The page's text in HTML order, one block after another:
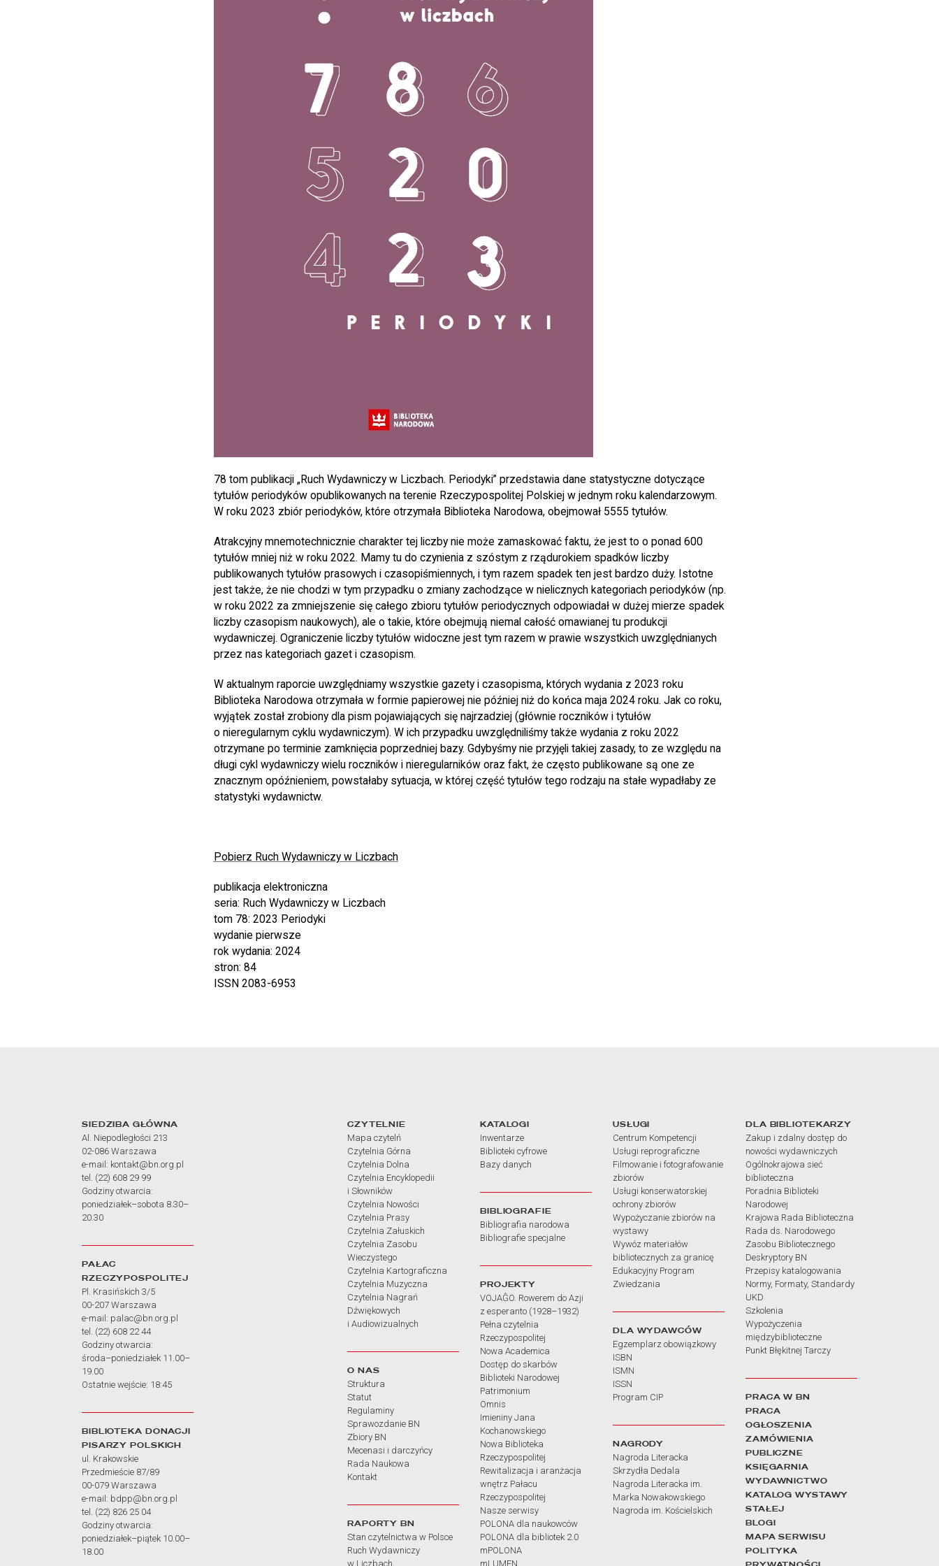
78 tom publikacji „Ruch Wydawniczy w Liczbach. Periodyki” przedstawia dane statystyczne dotyczące
tytułów periodyków opublikowanych na terenie Rzeczypospolitej Polskiej w jednym roku kalendarzowym.
W roku 2023 zbiór periodyków, które otrzymała Biblioteka Narodowa, obejmował 5555 tytułów.
Atrakcyjny mnemotechnicznie charakter tej liczby nie może zamaskować faktu, że jest to o ponad 600
tytułów mniej niż w roku 2022. Mamy tu do czynienia z szóstym z rządurokiem spadków liczby
publikowanych tytułów prasowych i czasopiśmiennych, i tym razem spadek ten jest bardzo duży. Istotne
jest także, że nie chodzi w tym przypadku o zmiany zachodzące w nielicznych kategoriach periodyków (np.
w roku 2022 za zmniejszenie się całego zbioru tytułów periodycznych odpowiadał w dużej mierze spadek
liczby czasopism naukowych), ale o takie, które obejmują niemal całość omawianej tu produkcji
wydawniczej. Ograniczenie liczby tytułów widoczne jest tym razem w prawie wszystkich uwzględnianych
przez nas kategoriach gazet i czasopism.
W aktualnym raporcie uwzględniamy wszystkie gazety i czasopisma, których wydania z 2023 roku
Biblioteka Narodowa otrzymała w formie papierowej nie później niż do końca maja 2024 roku. Jak co roku,
wyjątek został zrobiony dla pism pojawiających się najrzadziej (głównie roczników i tytułów
o nieregularnym cyklu wydawniczym). W ich przypadku uwzględniliśmy także wydania z roku 2022
otrzymane po terminie zamknięcia poprzedniej bazy. Gdybyśmy nie przyjęli takiej zasady, to ze względu na
długi cykl wydawniczy wielu roczników i nieregularników oraz fakt, że często publikowane są one ze
znacznym opóźnieniem, powstałaby sytuacja, w której część tytułów tego rodzaju na stałe wypadłaby ze
statystyki wydawnictw.
Pobierz Ruch Wydawniczy w Liczbach
publikacja elektroniczna
seria: Ruch Wydawniczy w Liczbach
tom 78: 2023 Periodyki
wydanie pierwsze
rok wydania: 2024
stron: 84
ISSN 2083-6953
Adres oraz godziny otwarcia
SIEDZIBA GŁÓWNA
Al. Niepodległości 213
02-086 Warszawa
e-mail: kontakt@bn.org.pl
tel. (22) 608 29 99
Godziny otwarcia:
poniedziałek–sobota 8.30–
20.30
PAŁAC
RZECZYPOSPOLITEJ
Pl. Krasińskich 3/5
00-207 Warszawa
e-mail: palac@bn.org.pl
tel. (22) 608 22 44
Godziny otwarcia:
środa–poniedziałek 11.00–
19.00
Ostatnie wejście: 18:45
BIBLIOTEKA DONACJI
PISARZY POLSKICH
ul. Krakowskie
Przedmieście 87/89
00-079 Warszawa
e-mail: bdpp@bn.org.pl
tel. (22) 826 25 04
Godziny otwarcia:
poniedziałek–piątek 10.00–
18.00
Linki do najważniejszych działów
CZYTELNIE
Mapa czytelń
Czytelnia Górna
Czytelnia Dolna
Czytelnia Encyklopedii
i Słowników
Czytelnia Nowości
Czytelnia Prasy
Czytelnia Załuskich
Czytelnia Zasobu
Wieczystego
Czytelnia Kartograficzna
Czytelnia Muzyczna
Czytelnia Nagrań
Dźwiękowych
i Audiowizualnych
O NAS
Struktura
Statut
Regulaminy
Sprawozdanie BN
Zbiory BN
Mecenasi i darczyńcy
Rada Naukowa
Kontakt
RAPORTY BN
Stan czytelnictwa w Polsce
Ruch Wydawniczy
w Liczbach
KATALOGI
Inwentarze
Biblioteki cyfrowe
Bazy danych
BIBLIOGRAFIE
Bibliografia narodowa
Bibliografie specjalne
PROJEKTY
VOJAĜO. Rowerem do Azji
z esperanto (1928–1932)
Pełna czytelnia
Rzeczypospolitej
Nowa Academica
Dostęp do skarbów
Biblioteki Narodowej
Patrimonium
Omnis
Imieniny Jana
Kochanowskiego
Nowa Biblioteka
Rzeczypospolitej
Rewitalizacja i aranżacja
wnętrz Pałacu
Rzeczypospolitej
Nasze serwisy
POLONA dla naukowców
POLONA dla bibliotek 2.0
mPOLONA
mLUMEN
USŁUGI
Centrum Kompetencji
Usługi reprograficzne
Filmowanie i fotografowanie
zbiorów
Usługi konserwatorskiej
ochrony zbiorów
Wypożyczanie zbiorów na
wystawy
Wywóz materiałów
bibliotecznych za granicę
Edukacyjny Program
Zwiedzania
DLA WYDAWCÓW
Egzemplarz obowiązkowy
ISBN
ISMN
ISSN
Program CIP
NAGRODY
Nagroda Literacka
Skrzydła Dedala
Nagroda Literacka im.
Marka Nowakowskiego
Nagroda im. Kościelskich
DLA BIBLIOTEKARZY
Zakup i zdalny dostęp do
nowości wydawniczych
Ogólnokrajowa sieć
biblioteczna
Poradnia Biblioteki
Narodowej
Krajowa Rada Biblioteczna
Rada ds. Narodowego
Zasobu Bibliotecznego
Deskryptory BN
Przepisy katalogowania
Normy, Formaty, Standardy
UKD
Szkolenia
Wypożyczenia
międzybiblioteczne
Punkt Błękitnej Tarczy
PRACA W BN
PRACA
OGŁOSZENIA
ZAMÓWIENIA
PUBLICZNE
KSIĘGARNIA
WYDAWNICTWO
KATALOG WYSTAWY
STAŁEJ
BLOGI
MAPA SERWISU
POLITYKA